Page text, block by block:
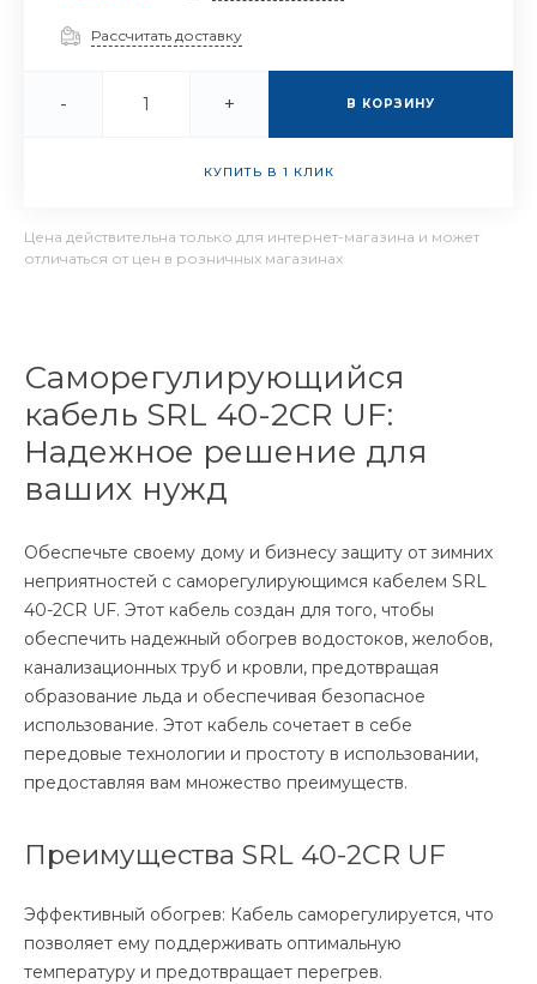
Рассчитать доставку
- + В КОРЗИНУ
КУПИТЬ В 1 КЛИК
Цена действительна только для интернет-магазина и может
отличаться от цен в розничных магазинах
Саморегулирующийся
кабель SRL 40-2CR UF:
Надежное решение для
ваших нужд
Обеспечьте своему дому и бизнесу защиту от зимних
неприятностей с саморегулирующимся кабелем SRL
40-2CR UF. Этот кабель создан для того, чтобы
обеспечить надежный обогрев водостоков, желобов,
канализационных труб и кровли, предотвращая
образование льда и обеспечивая безопасное
использование. Этот кабель сочетает в себе
передовые технологии и простоту в использовании,
предоставляя вам множество преимуществ.
Преимущества SRL 40-2CR UF
Эффективный обогрев: Кабель саморегулируется, что
позволяет ему поддерживать оптимальную
температуру и предотвращает перегрев.